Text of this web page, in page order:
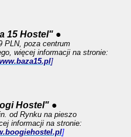
15 Hostel" ●
PLN, poza centrum
więcej informacji na stronie:
]
Hostel" ●
od Rynku na pieszo
informacji na stronie:
]